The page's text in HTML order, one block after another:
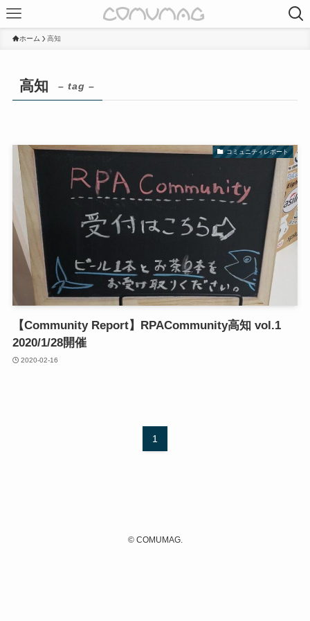
ホーム 高知
高知 – tag –
コミュニティレポート
【Community Report】RPACommunity高知 vol.1
2020/1/28開催
2020-02-16
1
©COMUMAG.